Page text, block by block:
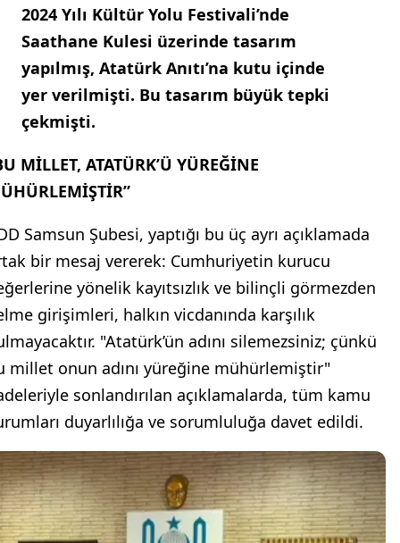
2024 Yılı Kültür Yolu Festivali’nde
Saathane Kulesi üzerinde tasarım
yapılmış, Atatürk Anıtı’na kutu içinde
yer verilmişti. Bu tasarım büyük tepki
çekmişti.
MİLLET, ATATÜRK’Ü YÜREĞİNE
Samsun Şubesi, yaptığı bu üç ayrı açıklamada
bir mesaj vererek: Cumhuriyetin kurucu
yönelik kayıtsızlık ve bilinçli görmezden
girişimleri, halkın vicdanında karşılık
"Atatürk’ün adını silemezsiniz; çünkü
millet onun adını yüreğine mühürlemiştir"
sonlandırılan açıklamalarda, tüm kamu
duyarlılığa ve sorumluluğa davet edildi.